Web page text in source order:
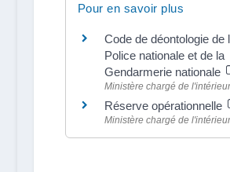
Pour en savoir plus
Code de déontologie de
Police nationale et de la
Gendarmerie nationale
Ministère chargé de l'intérieur
Réserve opérationnelle
Ministère chargé de l'intérieur